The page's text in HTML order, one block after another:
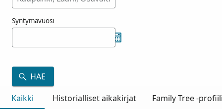
Syntymävuosi
HAE
Kaikki
Historialliset aikakirjat Family Tree -